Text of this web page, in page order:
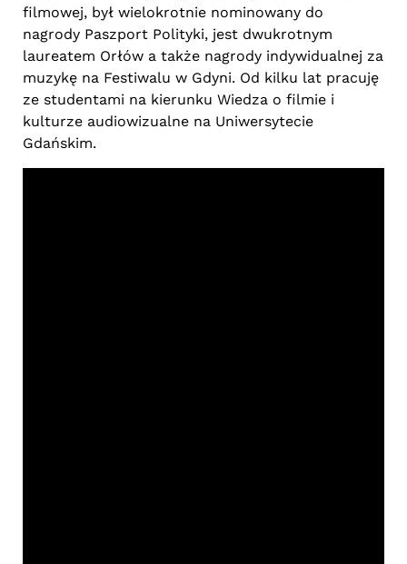
filmowej, był wielokrotnie nominowany do
nagrody Paszport Polityki, jest dwukrotnym
laureatem Orłów a także nagrody indywidualnej za
muzykę na Festiwalu w Gdyni. Od kilku lat pracuję
ze studentami na kierunku Wiedza o filmie i
kulturze audiowizualne na Uniwersytecie
Gdańskim.